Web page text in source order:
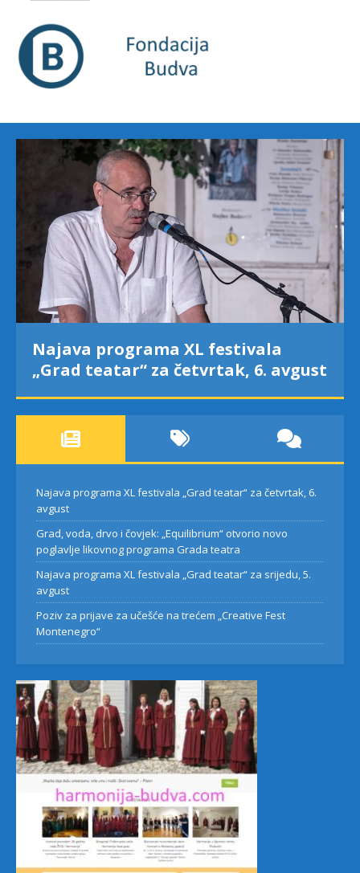
Najava programa XL festivala
„Grad teatar“ za četvrtak, 6. avgust
Najava programa XL festivala „Grad teatar“ za četvrtak, 6.
avgust
Grad, voda, drvo i čovjek: „Equilibrium“ otvorio novo
poglavlje likovnog programa Grada teatra
Najava programa XL festivala „Grad teatar“ za srijedu, 5.
avgust
Poziv za prijave za učešće na trećem „Creative Fest
Montenegro“